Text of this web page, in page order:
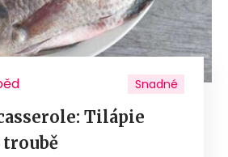
Snadné
Tilápie
troubě